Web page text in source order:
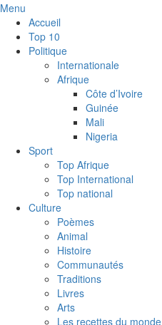
Menu
Accueil
Top 10
Politique
Internationale
Afrique
Côte d’Ivoire
Guinée
Mali
Nigeria
Sport
Top Afrique
Top International
Top national
Culture
Poèmes
Animal
Histoire
Communautés
Traditions
Livres
Arts
Les recettes du monde